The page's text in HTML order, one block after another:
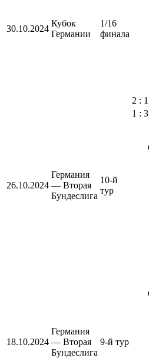
30.10.2024
Кубок
Германии
1/16
финала
2 : 1
26.10.2024
Германия
— Вторая
Бундеслига
10-й
тур
1 : 3
18.10.2024
Германия
— Вторая
Бундеслига
9-й тур